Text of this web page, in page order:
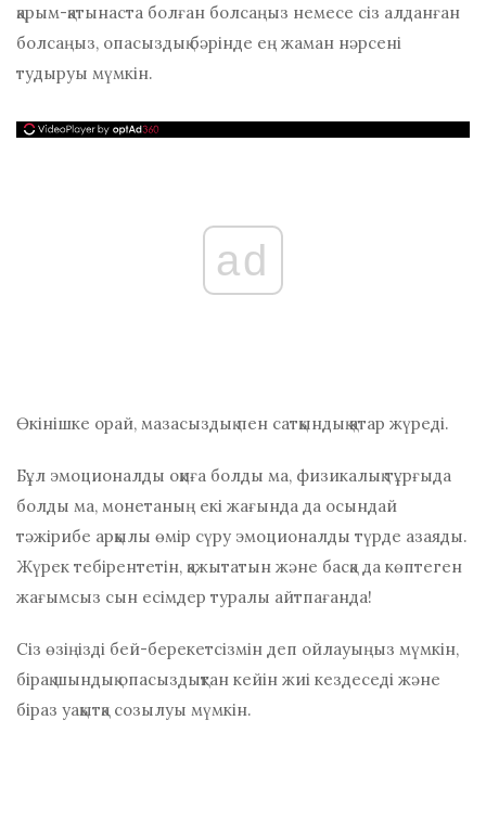
қарым-қатынаста болған болсаңыз немесе сіз алданған
болсаңыз, опасыздық бәрінде ең жаман нәрсені
тудыруы мүмкін.
ad
Өкінішке орай, мазасыздық пен сатқындық қатар жүреді.
Бұл эмоционалды оқиға болды ма, физикалық тұрғыда
болды ма, монетаның екі жағында да осындай
тәжірибе арқылы өмір сүру эмоционалды түрде азаяды.
Жүрек тебірентетін, қажытатын және басқа да көптеген
жағымсыз сын есімдер туралы айтпағанда!
Сіз өзіңізді бей-берекетсізмін деп ойлауыңыз мүмкін,
бірақ шындық опасыздықтан кейін жиі кездеседі және
біраз уақытқа созылуы мүмкін.